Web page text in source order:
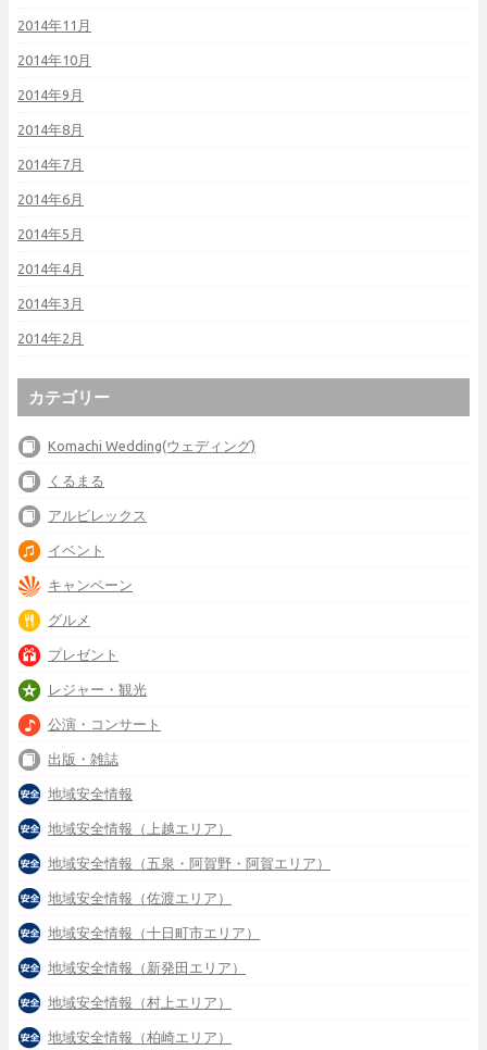
2014年11月
2014年10月
2014年9月
2014年8月
2014年7月
2014年6月
2014年5月
2014年4月
2014年3月
2014年2月
カテゴリー
Komachi Wedding(ウェディング)
くるまる
アルビレックス
イベント
キャンペーン
グルメ
プレゼント
レジャー・観光
公演・コンサート
出版・雑誌
地域安全情報
地域安全情報（上越エリア）
地域安全情報（五泉・阿賀野・阿賀エリア）
地域安全情報（佐渡エリア）
地域安全情報（十日町市エリア）
地域安全情報（新発田エリア）
地域安全情報（村上エリア）
地域安全情報（柏崎エリア）